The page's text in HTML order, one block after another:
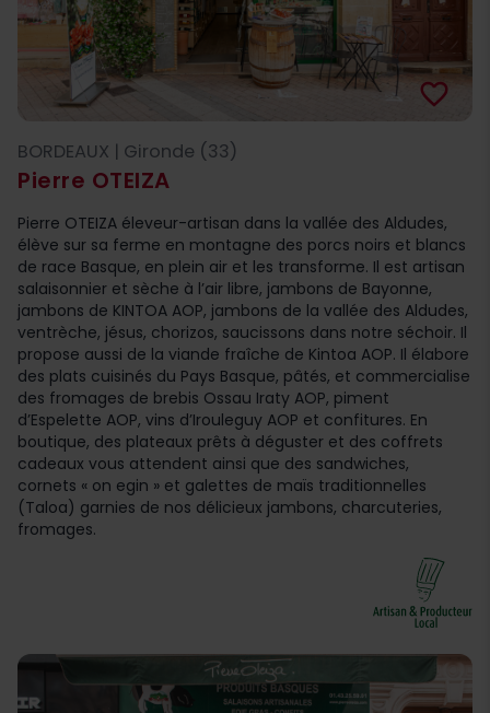
Pierre OTEIZA
favorite_border
BORDEAUX | Gironde (33)
Pierre OTEIZA éleveur-artisan dans la vallée des Aldudes,
élève sur sa ferme en montagne des porcs noirs et blancs
de race Basque, en plein air et les transforme. Il est artisan
salaisonnier et sèche à l’air libre, jambons de Bayonne,
jambons de KINTOA AOP, jambons de la vallée des Aldudes,
ventrèche, jésus, chorizos, saucissons dans notre séchoir. Il
propose aussi de la viande fraîche de Kintoa AOP. Il élabore
des plats cuisinés du Pays Basque, pâtés, et commercialise
des fromages de brebis Ossau Iraty AOP, piment
d’Espelette AOP, vins d’Irouleguy AOP et confitures. En
boutique, des plateaux prêts à déguster et des coffrets
cadeaux vous attendent ainsi que des sandwiches,
cornets « on egin » et galettes de maïs traditionnelles
(Taloa) garnies de nos délicieux jambons, charcuteries,
fromages.